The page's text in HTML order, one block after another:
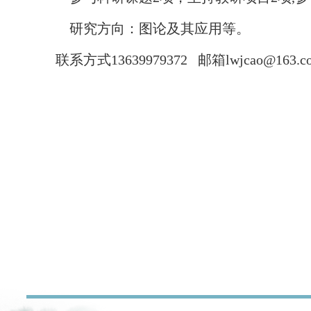
研究方向：图论及其应用等。
联系方式13639979372 邮箱